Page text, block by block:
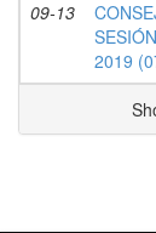
09-13
2019